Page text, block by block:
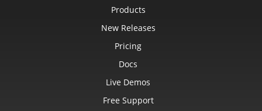
Products
New Releases
Pricing
Docs
Live Demos
Free Support